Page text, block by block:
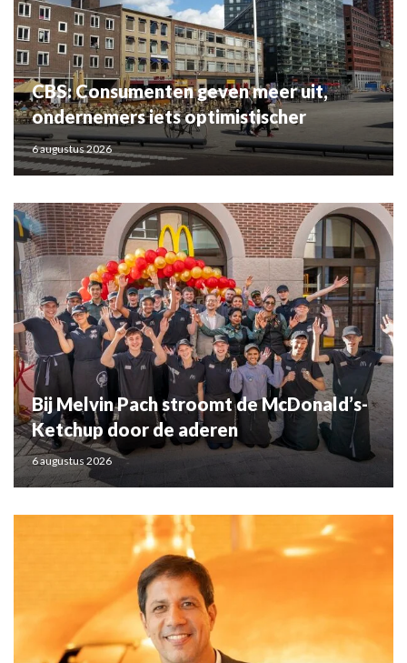
CBS: Consumenten geven meer uit,
ondernemers iets optimistischer
6 augustus 2026
Bij Melvin Pach stroomt de McDonald’s-
Ketchup door de aderen
6 augustus 2026